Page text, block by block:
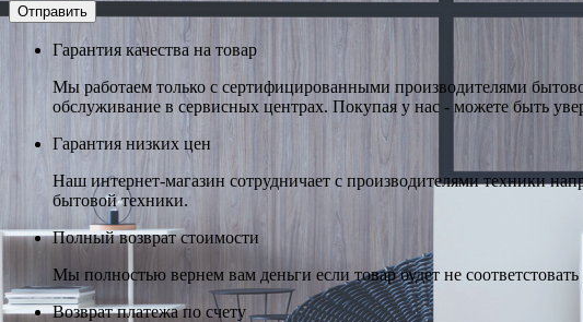
Гарантия качества на товар
Мы работаем только с сертифицированными производителями
обслуживание в сервисных центрах. Покупая у нас - можете быть
Гарантия низких цен
Наш интернет-магазин сотрудничает с производителями техники
бытовой техники.
Полный возврат стоимости
Мы полностью вернем вам деньги если товар будет не
Возврат платежа по счету